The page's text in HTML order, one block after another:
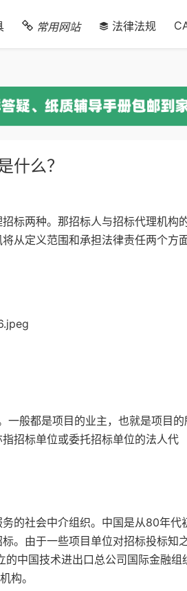
常用网站 法律法规
什么？
标两种。那招标人与招标代理机构
从定义范围和承担法律责任两个方
般都是项目的业主，也就是项目的
招标单位或委托招标单位的法人代
的社会中介组织。中国是从80年代
。由于一些项目单位对招标投标知
中国技术进出口总公司国际金融组
构。